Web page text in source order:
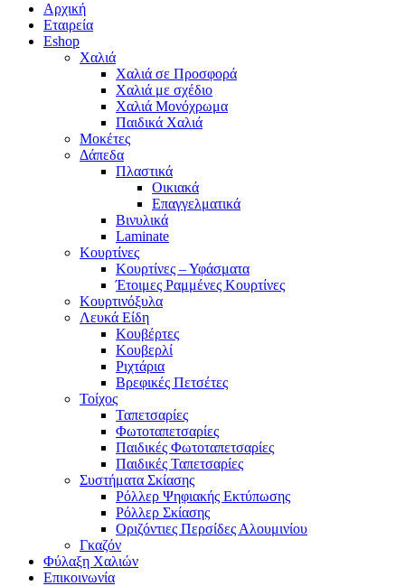
Αρχική
Εταιρεία
Eshop
Χαλιά
Χαλιά σε Προσφορά
Χαλιά με σχέδιο
Χαλιά Μονόχρωμα
Παιδικά Χαλιά
Μοκέτες
Δάπεδα
Πλαστικά
Οικιακά
Επαγγελματικά
Βινυλικά
Laminate
Κουρτίνες
Κουρτίνες – Υφάσματα
Έτοιμες Ραμμένες Κουρτίνες
Κουρτινόξυλα
Λευκά Είδη
Κουβέρτες
Κουβερλί
Ριχτάρια
Βρεφικές Πετσέτες
Τοίχος
Ταπετσαρίες
Φωτοταπετσαρίες
Παιδικές Φωτοταπετσαρίες
Παιδικές Ταπετσαρίες
Συστήματα Σκίασης
Ρόλλερ Ψηφιακής Εκτύπωσης
Ρόλλερ Σκίασης
Οριζόντιες Περσίδες Αλουμινίου
Γκαζόν
Φύλαξη Χαλιών
Επικοινωνία